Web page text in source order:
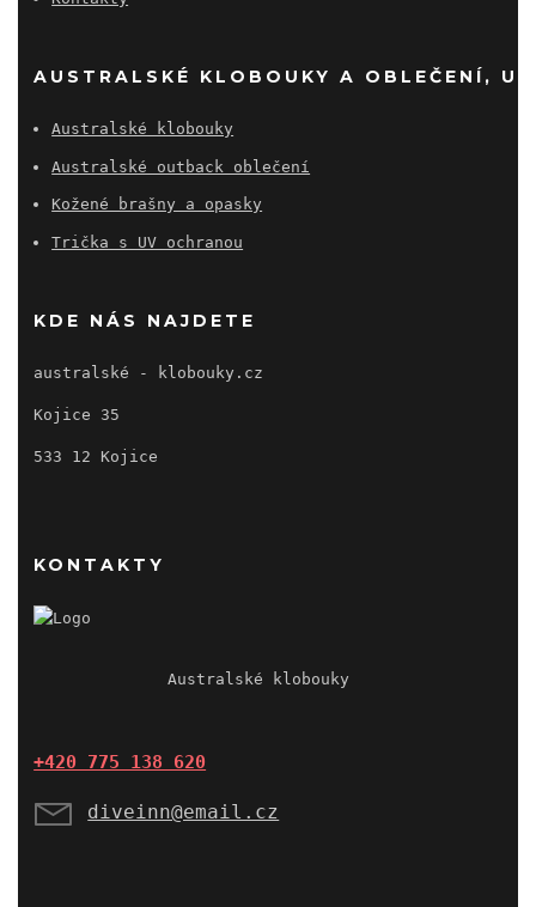
AUSTRALSKÉ KLOBOUKY A OBLEČENÍ,
Australské klobouky
Australské outback oblečení
Kožené brašny a opasky
Trička s UV ochranou
KDE NÁS NAJDETE
australské - klobouky.cz
Kojice 35
533 12 Kojice
KONTAKTY
              Australské klobouky
+420 775 138 620
diveinn@email.cz